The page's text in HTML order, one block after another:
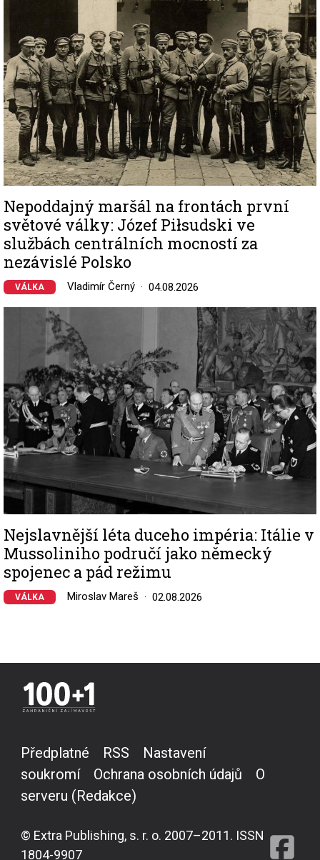
Nepoddajný maršál na frontách první
světové války: Józef Piłsudski ve
službách centrálních mocností za
nezávislé Polsko
VÁLKA Vladimír Černý 04.08.2026
Nejslavnější léta duceho impéria: Itálie v
Mussoliniho područí jako německý
spojenec a pád režimu
VÁLKA Miroslav Mareš 02.08.2026
Předplatné RSS
Nastavení
soukromí
Ochrana osobních údajů
O
serveru (Redakce)
© Extra Publishing, s. r. o. 2007–2011. ISSN
1804-9907